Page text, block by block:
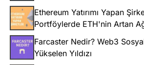
Ethereum Yatırımı Yapan
Portföylerde ETH'nin Artan
Farcaster Nedir? Web3
Yükselen Yıldızı